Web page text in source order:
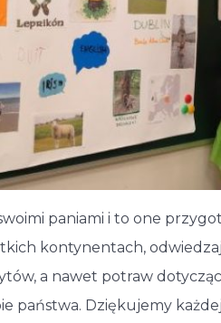
paniami i to one
kontynentach,
a nawet potraw
państwa. Dziękujemy